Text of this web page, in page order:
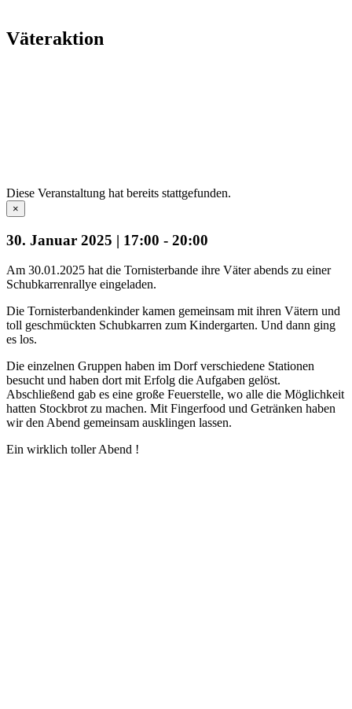
Väteraktion
Diese Veranstaltung hat bereits stattgefunden.
×
30. Januar 2025 | 17:00 - 20:00
Am 30.01.2025 hat die Tornisterbande ihre Väter abends zu einer
Schubkarrenrallye eingeladen.
Die Tornisterbandenkinder kamen gemeinsam mit ihren Vätern und
toll geschmückten Schubkarren zum Kindergarten. Und dann ging
es los.
Die einzelnen Gruppen haben im Dorf verschiedene Stationen
besucht und haben dort mit Erfolg die Aufgaben gelöst.
Abschließend gab es eine große Feuerstelle, wo alle die Möglichkeit
hatten Stockbrot zu machen. Mit Fingerfood und Getränken haben
wir den Abend gemeinsam ausklingen lassen.
Ein wirklich toller Abend !